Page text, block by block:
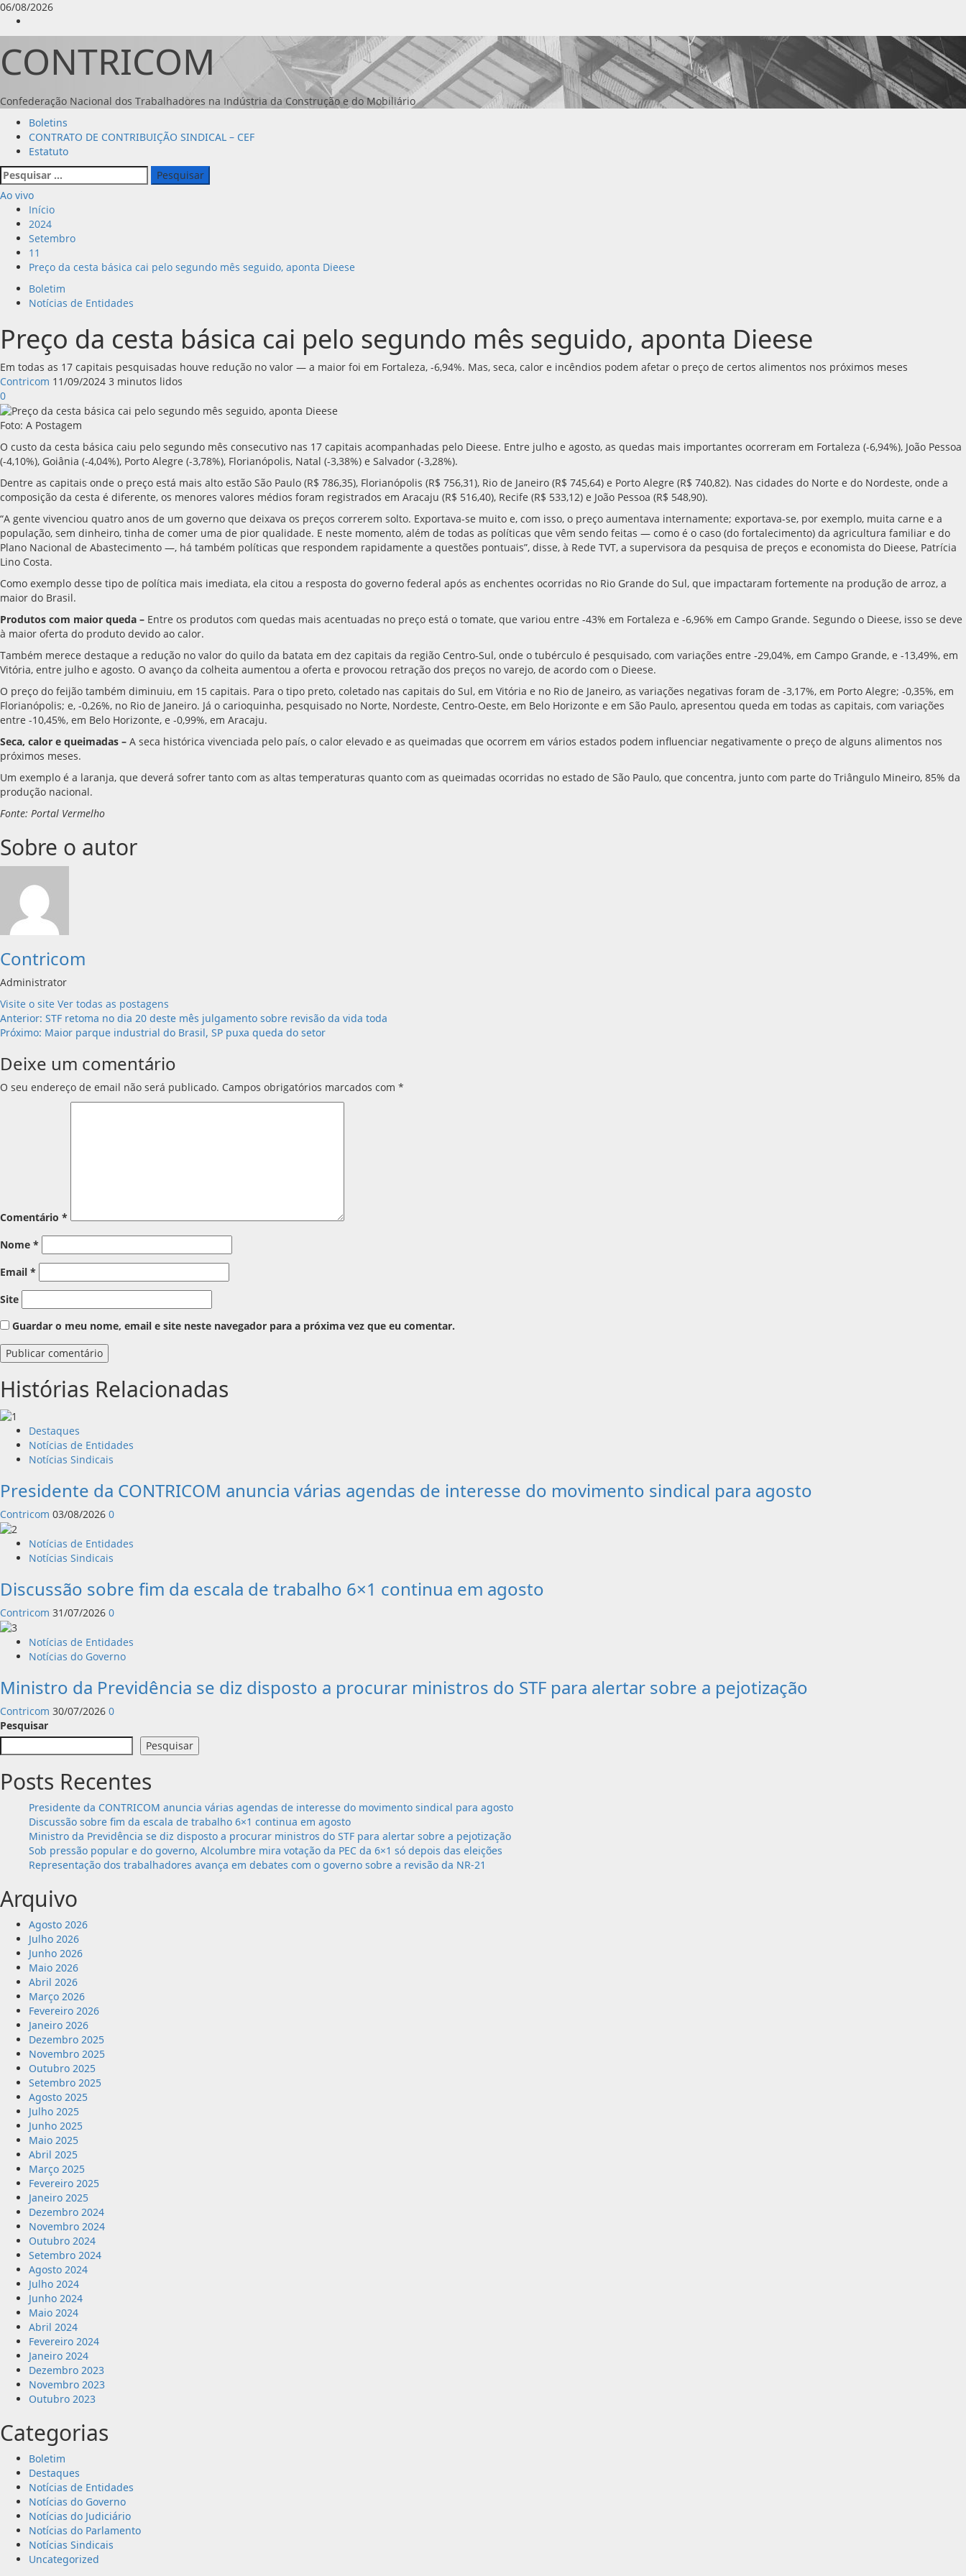
Avançar
para
o
conteúdo
06/08/2026
CONTRICOM
Confederação Nacional dos Trabalhadores na Indústria da Construção e do Mobiliário
Menu
principal
Boletins
CONTRATO DE CONTRIBUIÇÃO SINDICAL – CEF
Estatuto
Pesquisar
por:
Ao vivo
Início
2024
Setembro
11
Preço da cesta básica cai pelo segundo mês seguido, aponta Dieese
Boletim
Notícias de Entidades
Preço da cesta básica cai pelo segundo mês seguido, aponta Dieese
Em todas as 17 capitais pesquisadas houve redução no valor — a maior foi em Fortaleza, -6,94%. Mas, seca, calor e incêndios podem afetar o preço de certos alimentos nos próximos meses
Contricom 11/09/2024 3 minutos lidos
0
Foto: A Postagem
O custo da cesta básica caiu pelo segundo mês consecutivo nas 17 capitais acompanhadas pelo Dieese. Entre julho e agosto, as quedas mais importantes ocorreram em Fortaleza (-6,94%), João Pessoa
(-4,10%), Goiânia (-4,04%), Porto Alegre (-3,78%), Florianópolis, Natal (-3,38%) e Salvador (-3,28%).
Dentre as capitais onde o preço está mais alto estão São Paulo (R$ 786,35), Florianópolis (R$ 756,31), Rio de Janeiro (R$ 745,64) e Porto Alegre (R$ 740,82). Nas cidades do Norte e do Nordeste, onde a
composição da cesta é diferente, os menores valores médios foram registrados em Aracaju (R$ 516,40), Recife (R$ 533,12) e João Pessoa (R$ 548,90).
“A gente vivenciou quatro anos de um governo que deixava os preços correrem solto. Exportava-se muito e, com isso, o preço aumentava internamente; exportava-se, por exemplo, muita carne e a
população, sem dinheiro, tinha de comer uma de pior qualidade. E neste momento, além de todas as políticas que vêm sendo feitas — como é o caso (do fortalecimento) da agricultura familiar e do
Plano Nacional de Abastecimento —, há também políticas que respondem rapidamente a questões pontuais”, disse, à Rede TVT, a supervisora da pesquisa de preços e economista do Dieese, Patrícia
Lino Costa.
Como exemplo desse tipo de política mais imediata, ela citou a resposta do governo federal após as enchentes ocorridas no Rio Grande do Sul, que impactaram fortemente na produção de arroz, a
maior do Brasil.
Produtos com maior queda – Entre os produtos com quedas mais acentuadas no preço está o tomate, que variou entre -43% em Fortaleza e -6,96% em Campo Grande. Segundo o Dieese, isso se deve
à maior oferta do produto devido ao calor.
Também merece destaque a redução no valor do quilo da batata em dez capitais da região Centro-Sul, onde o tubérculo é pesquisado, com variações entre -29,04%, em Campo Grande, e -13,49%, em
Vitória, entre julho e agosto. O avanço da colheita aumentou a oferta e provocou retração dos preços no varejo, de acordo com o Dieese.
O preço do feijão também diminuiu, em 15 capitais. Para o tipo preto, coletado nas capitais do Sul, em Vitória e no Rio de Janeiro, as variações negativas foram de -3,17%, em Porto Alegre; -0,35%, em
Florianópolis; e, -0,26%, no Rio de Janeiro. Já o carioquinha, pesquisado no Norte, Nordeste, Centro-Oeste, em Belo Horizonte e em São Paulo, apresentou queda em todas as capitais, com variações
entre -10,45%, em Belo Horizonte, e -0,99%, em Aracaju.
Seca, calor e queimadas – A seca histórica vivenciada pelo país, o calor elevado e as queimadas que ocorrem em vários estados podem influenciar negativamente o preço de alguns alimentos nos
próximos meses.
Um exemplo é a laranja, que deverá sofrer tanto com as altas temperaturas quanto com as queimadas ocorridas no estado de São Paulo, que concentra, junto com parte do Triângulo Mineiro, 85% da
produção nacional.
Fonte: Portal Vermelho
Sobre o autor
Contricom
Administrator
Visite o site Ver todas as postagens
Navegação
de
artigos
Anterior: STF retoma no dia 20 deste mês julgamento sobre revisão da vida toda
Próximo: Maior parque industrial do Brasil, SP puxa queda do setor
Deixe um comentário
O seu endereço de email não será publicado. Campos obrigatórios marcados com *
Comentário *
Nome *
Email *
Site
Guardar o meu nome, email e site neste navegador para a próxima vez que eu comentar.
Histórias Relacionadas
Destaques
Notícias de Entidades
Notícias Sindicais
Presidente da CONTRICOM anuncia várias agendas de interesse do movimento sindical para agosto
Contricom 03/08/2026 0
Notícias de Entidades
Notícias Sindicais
Discussão sobre fim da escala de trabalho 6×1 continua em agosto
Contricom 31/07/2026 0
Notícias de Entidades
Notícias do Governo
Ministro da Previdência se diz disposto a procurar ministros do STF para alertar sobre a pejotização
Contricom 30/07/2026 0
Pesquisar
Pesquisar
Posts Recentes
Presidente da CONTRICOM anuncia várias agendas de interesse do movimento sindical para agosto
Discussão sobre fim da escala de trabalho 6×1 continua em agosto
Ministro da Previdência se diz disposto a procurar ministros do STF para alertar sobre a pejotização
Sob pressão popular e do governo, Alcolumbre mira votação da PEC da 6×1 só depois das eleições
Representação dos trabalhadores avança em debates com o governo sobre a revisão da NR-21
Arquivo
Agosto 2026
Julho 2026
Junho 2026
Maio 2026
Abril 2026
Março 2026
Fevereiro 2026
Janeiro 2026
Dezembro 2025
Novembro 2025
Outubro 2025
Setembro 2025
Agosto 2025
Julho 2025
Junho 2025
Maio 2025
Abril 2025
Março 2025
Fevereiro 2025
Janeiro 2025
Dezembro 2024
Novembro 2024
Outubro 2024
Setembro 2024
Agosto 2024
Julho 2024
Junho 2024
Maio 2024
Abril 2024
Fevereiro 2024
Janeiro 2024
Dezembro 2023
Novembro 2023
Outubro 2023
Categorias
Boletim
Destaques
Notícias de Entidades
Notícias do Governo
Notícias do Judiciário
Notícias do Parlamento
Notícias Sindicais
Uncategorized